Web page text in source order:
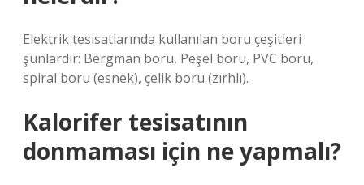
Elektrik tesisatlarında kullanılan boru çeşitleri
şunlardır: Bergman boru, Peşel boru, PVC boru,
spiral boru (esnek), çelik boru (zırhlı).
Kalorifer tesisatının
donmaması için ne yapmalı?